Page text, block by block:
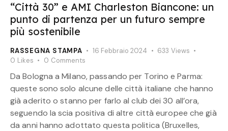
“Città 30” e AMI Charleston Biancone: un
punto di partenza per un futuro sempre
più sostenibile
RASSEGNA STAMPA 16 Febbraio 2024 633 Views
0 Likes 0 Comments
Da Bologna a Milano, passando per Torino e Parma:
queste sono solo alcune delle città italiane che hanno
già aderito o stanno per farlo al club dei 30 all’ora,
seguendo la scia positiva di altre città europee che già
da anni hanno adottato questa politica (Bruxelles,